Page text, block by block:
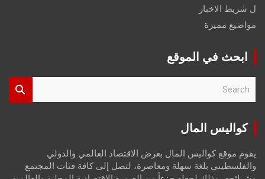
ل شريط الاخبار
مواضيع مميزة
ابحث في الموقع
r
كواليس المال
يقوم موقع كواليس المال بعرض الاقتصاد العالمي والدولي
والفلسطيني بلغة سهلة ومعاصرة، لتصل إلى كافة فئات المجتمع